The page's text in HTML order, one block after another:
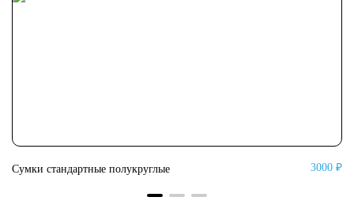
Сумки стандартные полукруглые 3000 ₽